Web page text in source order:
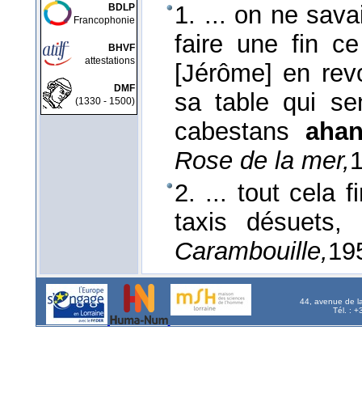
BDLP
Francophonie
BHVF
attestations
DMF
(1330 - 1500)
1. ... on ne
faire une fin
[Jérôme] en
sa table qui
cabestans
Rose de la mer,
2. ... tout cela
taxis
Carambouille,
44, avenue de
Tél. :